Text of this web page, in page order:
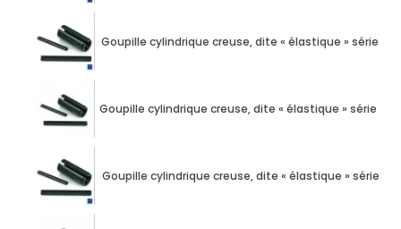
Goupille cylindrique creuse, dite « élastique » série
Goupille cylindrique creuse, dite « élastique » série
Goupille cylindrique creuse, dite « élastique » série